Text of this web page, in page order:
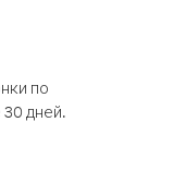
по
дней.